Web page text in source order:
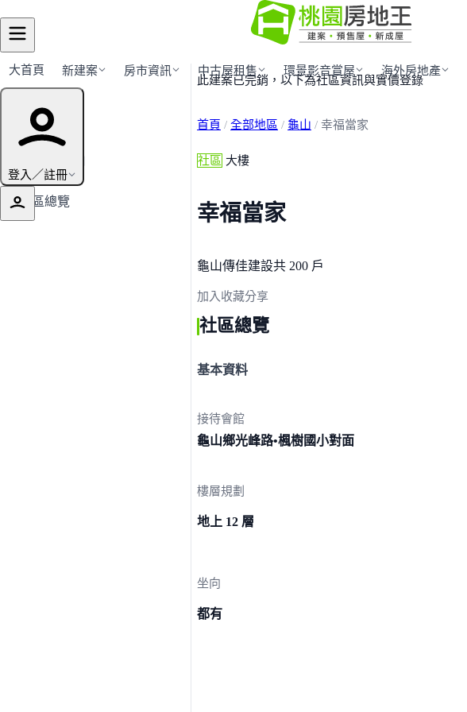
大首頁 新建案 房市資訊 中古屋租售 環景影音賞屋 海外房地產
登入／註冊
建案導覽
← 返回龜山
社區總覽
此建案已完銷，以下為社區資訊與實價登錄
首頁 / 全部地區 / 龜山 / 幸福當家
社區 大樓
幸福當家
龜山傳佳建設共 200 戶
加入收藏分享
社區總覽
基本資料
接待會館
龜山鄉光峰路•楓樹國小對面
樓層規劃
地上 12 層
坐向
都有